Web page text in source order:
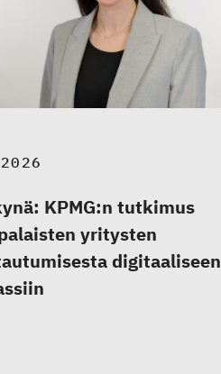
KPMG:n tutkimus
yritysten
digitaaliseen